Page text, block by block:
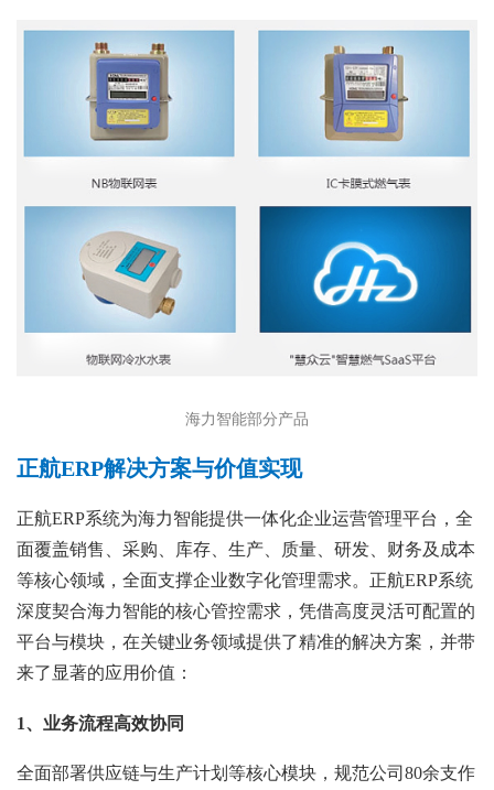
海力智能部分产品
正航ERP解决方案与价值实现
正航ERP系统为海力智能提供一体化企业运营管理平台，全
面覆盖销售、采购、库存、生产、质量、研发、财务及成本
等核心领域，全面支撑企业数字化管理需求。正航ERP系统
深度契合海力智能的核心管控需求，凭借高度灵活可配置的
平台与模块，在关键业务领域提供了精准的解决方案，并带
来了显著的应用价值：
1、 业务流程高效协同
全面部署供应链与生产计划等核心模块，规范公司80余支作